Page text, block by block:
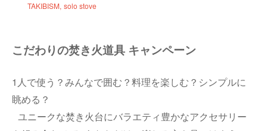
TAKIBISM solo stove
こだわりの焚き火道具 キャンペーン
1人で使う？みんなで囲む？料理を楽しむ？シンプルに
眺める？
ユニークな焚き火台にバラエティ豊かなアクセサリー